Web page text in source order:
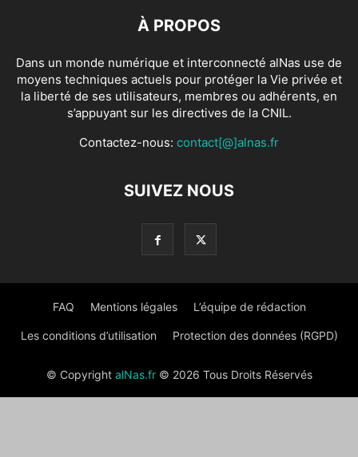
À PROPOS
Dans un monde numérique et interconnecté alNas use de
moyens techniques actuels pour protéger la Vie privée et
la liberté de ses utilisateurs, membres ou adhérents, en
s’appuyant sur les directives de la CNIL.
Contactez-nous: contact[@]alnas.fr
SUIVEZ NOUS
FAQ Mentions légales L’équipe de rédaction
Les conditions d’utilisation Protection des données (RGPD)
© Copyright alNas.fr© 2026 Tous Droits Réservés